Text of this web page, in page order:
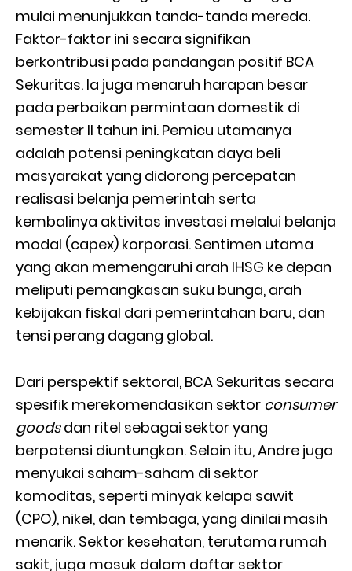
mulai menunjukkan tanda-tanda mereda.
Faktor-faktor ini secara signifikan
berkontribusi pada pandangan positif BCA
Sekuritas. Ia juga menaruh harapan besar
pada perbaikan permintaan domestik di
semester II tahun ini. Pemicu utamanya
adalah potensi peningkatan daya beli
masyarakat yang didorong percepatan
realisasi belanja pemerintah serta
kembalinya aktivitas investasi melalui belanja
modal (capex) korporasi. Sentimen utama
yang akan memengaruhi arah IHSG ke depan
meliputi pemangkasan suku bunga, arah
kebijakan fiskal dari pemerintahan baru, dan
tensi perang dagang global.
Dari perspektif sektoral, BCA Sekuritas secara
spesifik merekomendasikan sektor consumer
goodsdan ritel sebagai sektor yang
berpotensi diuntungkan. Selain itu, Andre juga
menyukai saham-saham di sektor
komoditas, seperti minyak kelapa sawit
(CPO), nikel, dan tembaga, yang dinilai masih
menarik. Sektor kesehatan, terutama rumah
sakit, juga masuk dalam daftar sektor